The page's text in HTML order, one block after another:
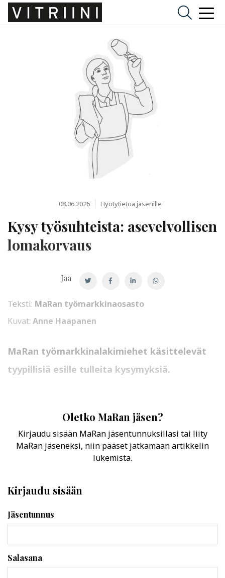
08.06.2026 Hyötytietoa jäsenille
Kysy työsuhteista: asevelvollisen
lomakorvaus
Teksti: MaRan työmarkkinaosasto
Kuvat: Anne Haapanen
MaRan työmarkkinalakimiehet käsittelevät
tyypillisiä esille tulleita kysymyksiä.
Jaa
Oletko MaRan jäsen?
Kirjaudu sisään MaRan jäsentunnuksillasi tai liity
MaRan jäseneksi, niin pääset jatkamaan artikkelin
lukemista.
Kirjaudu sisään
Jäsentunnus
Salasana